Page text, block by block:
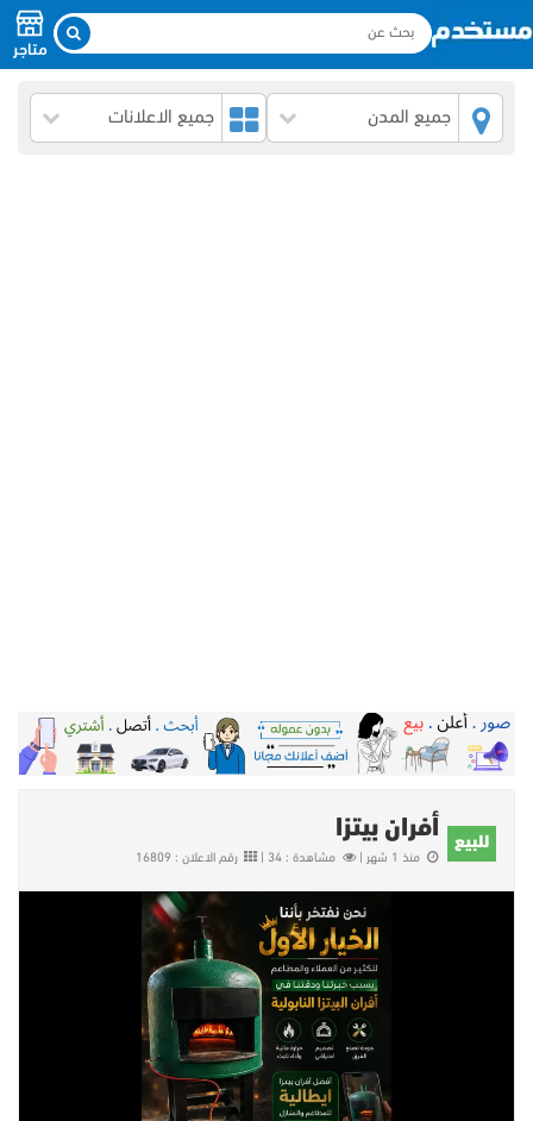
متاجر
جميع المدن جميع الاعلانات
للبيع أفران بيتزا
منذ 1 شهر | مشاهدة : 34 | رقم الاعلان : 16809